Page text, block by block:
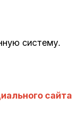
систему.
сайта